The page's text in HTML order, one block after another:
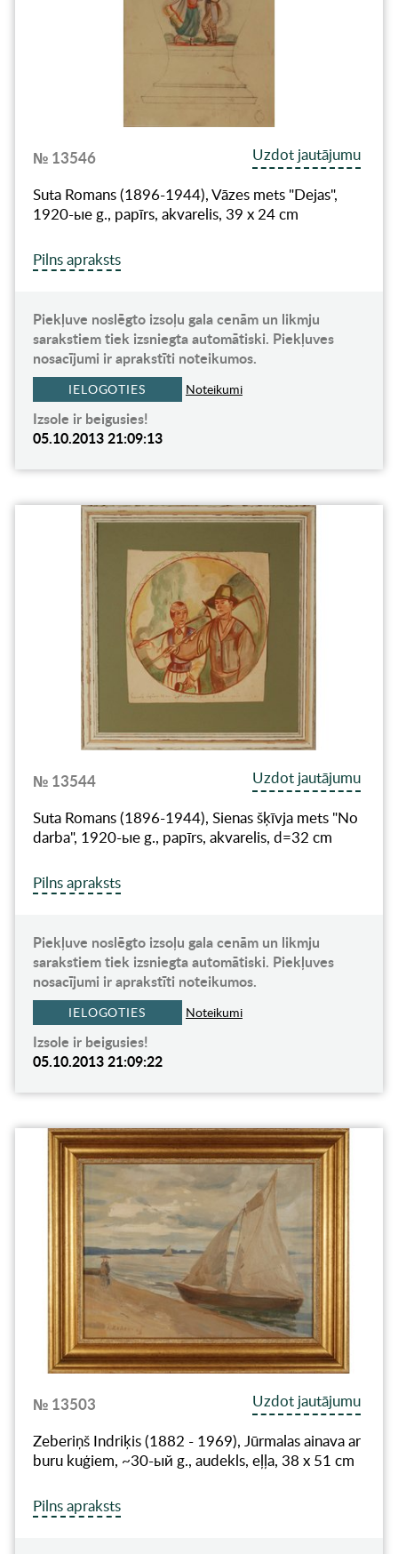
№ 13546
Uzdot jautājumu
Suta Romans (1896-1944), Vāzes mets "Dejas",
1920-ые g., papīrs, akvarelis, 39 x 24 cm
Pilns apraksts
Piekļuve noslēgto izsoļu gala cenām un likmju
sarakstiem tiek izsniegta automātiski. Piekļuves
nosacījumi ir aprakstīti noteikumos.
IELOGOTIES Noteikumi
Izsole ir beigusies!
05.10.2013 21:09:13
№ 13544
Uzdot jautājumu
Suta Romans (1896-1944), Sienas šķīvja mets "No
darba", 1920-ые g., papīrs, akvarelis, d=32 cm
Pilns apraksts
Piekļuve noslēgto izsoļu gala cenām un likmju
sarakstiem tiek izsniegta automātiski. Piekļuves
nosacījumi ir aprakstīti noteikumos.
IELOGOTIES Noteikumi
Izsole ir beigusies!
05.10.2013 21:09:22
№ 13503
Uzdot jautājumu
Zeberiņš Indriķis (1882 - 1969), Jūrmalas ainava ar
buru kuģiem, ~30-ый g., audekls, eļļa, 38 x 51 cm
Pilns apraksts